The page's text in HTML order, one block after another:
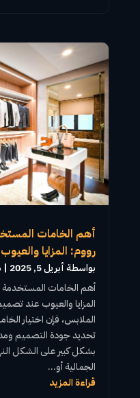
أهم الخامات
رووم: المزايا والعيوب
بواسطة ‪أبريل 5, 2025 |
أهم الخامات المستخدمة
المزايا والعيوب عند
الملابس، فإن اختيار
تحديد جودة التصميم
بشكل كبير على الشكل
الجمالية أو...
قراءة المزيد